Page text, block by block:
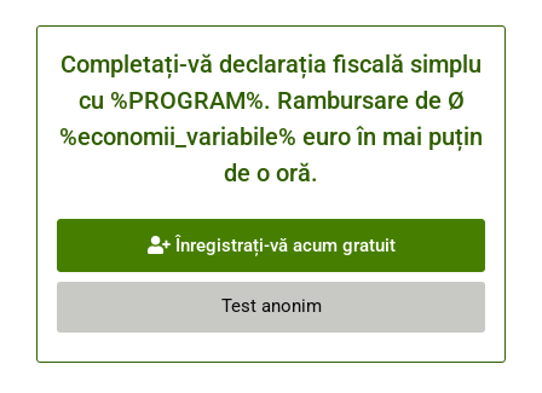
Completați-vă declarația fiscală simplu
cu %PROGRAM%. Rambursare de Ø
%economii_variabile% euro în mai puțin
de o oră.
Înregistrați-vă acum gratuit
Test anonim